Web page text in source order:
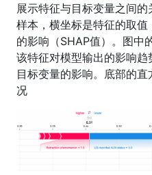
展示特征与目标变量之间
样本，横坐标是特征的取
的影响（SHAP值）。图中
该特征对模型输出的影响
目标变量的影响。底部的
况